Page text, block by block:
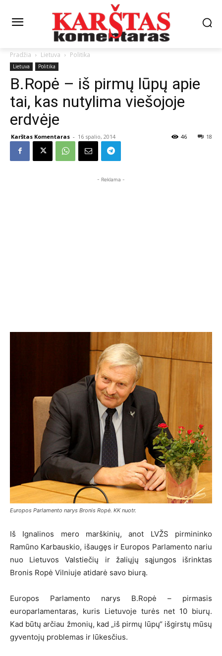
Pradžia Lietuva Politika
Lietuva Politika
B.Ropė – iš pirmų lūpų apie
tai, kas nutylima viešojoje
erdvėje
Karštas Komentaras - 16 spalio, 2014 18
46
- Reklama -
Europos Parlamento narys Bronis Ropė. KK nuotr.
Iš Ignalinos mero marškinių, anot LVŽS pirmininko
Ramūno Karbauskio, išaugęs ir Europos Parlamento nariu
nuo Lietuvos Valstiečių ir žaliųjų sąjungos išrinktas
Bronis Ropė Vilniuje atidarė savo biurą.
Europos Parlamento narys B.Ropė – pirmasis
europarlamentaras, kuris Lietuvoje turės net 10 biurų.
Kad būtų arčiau žmonių, kad „iš pirmų lūpų“ išgirstų mūsų
gyventojų problemas ir lūkesčius.